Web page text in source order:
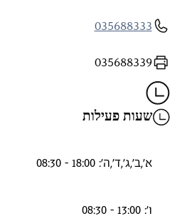
035688333
035688339
שעות פעילות
א',ב',ג',ד',ה': 18:00 - 08:30